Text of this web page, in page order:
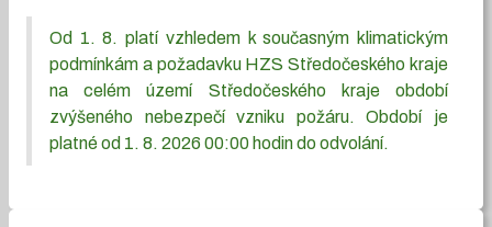
Od 1. 8. platí vzhledem k současným klimatickým
podmínkám a požadavku HZS Středočeského kraje
na celém území Středočeského kraje období
zvýšeného nebezpečí vzniku požáru. Období je
platné od 1. 8. 2026 00:00 hodin do odvolání.